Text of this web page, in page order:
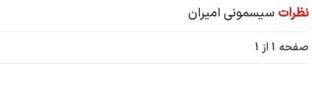
نظرات سیسمونی امیران
صفحه 1 از 1